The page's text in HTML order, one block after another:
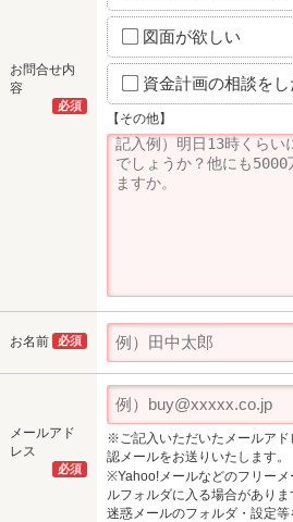
お問合せ内
容
必須
図面が欲しい
資金計画の相談をし
【その他】
お名前 必須
メールアド
レス
必須
※ご記入いただいたメールア
認メールをお送りいたします。
※Yahoo!メールなどのフリー
ルフォルダに入る場合がありま
迷惑メールのフォルダ・設定等